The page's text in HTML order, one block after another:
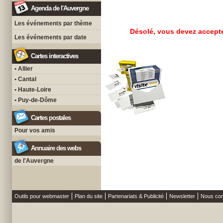
Agenda de l'Auvergne
Les événements par thème
Les événements par date
Cartes interactives
• Allier
• Cantal
• Haute-Loire
• Puy-de-Dôme
Cartes postales
Pour vos amis
Annuaire des webs
de l'Auvergne
Désolé, vous devez
Outils pour webmaster Plan du site Partenariats & Publicité Newsletter Nous